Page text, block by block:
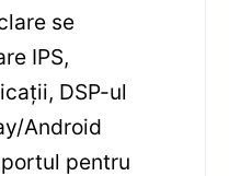
se
IPS,
DSP-ul
Android
pentru